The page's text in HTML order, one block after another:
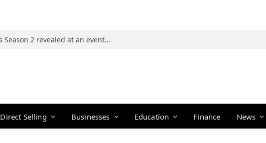
Photos: 21 players of The Traitors Season 2 revealed at an event in Mumbai
Direct Selling Businesses Education Finance News